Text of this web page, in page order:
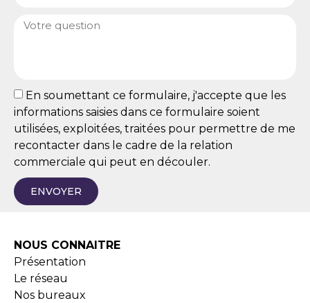
En soumettant ce formulaire, j'accepte que les
informations saisies dans ce formulaire soient
utilisées, exploitées, traitées pour permettre de me
recontacter dans le cadre de la relation
commerciale qui peut en découler.
ENVOYER
NOUS CONNAITRE
Présentation
Le réseau
Nos bureaux